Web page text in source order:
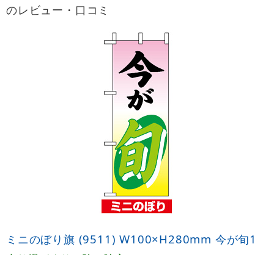
のレビュー・口コミ
ミニのぼり旗 (9511) W100×H280mm 今が旬1